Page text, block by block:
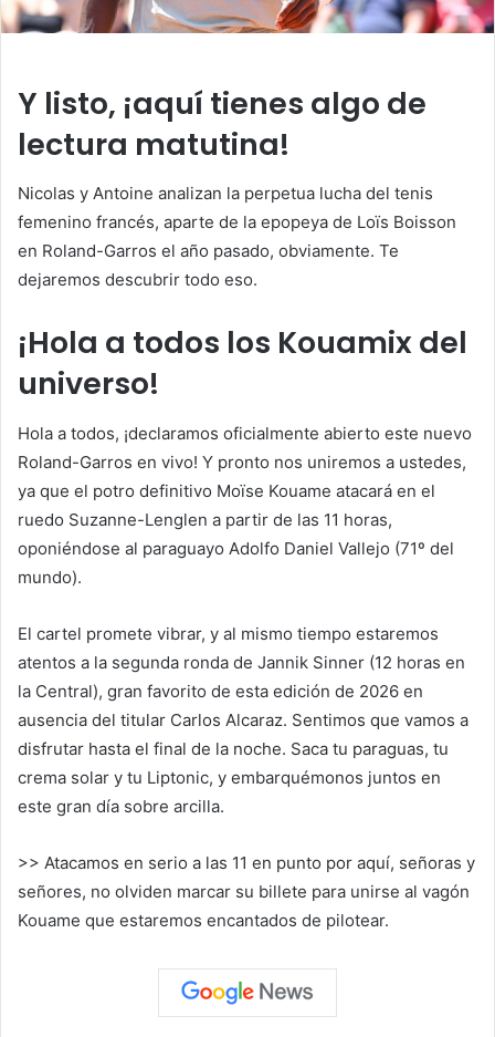
Y listo, ¡aquí tienes algo de
lectura matutina!
Nicolas y Antoine analizan la perpetua lucha del tenis
femenino francés, aparte de la epopeya de Loïs Boisson
en Roland-Garros el año pasado, obviamente. Te
dejaremos descubrir todo eso.
¡Hola a todos los Kouamix del
universo!
Hola a todos, ¡declaramos oficialmente abierto este nuevo
Roland-Garros en vivo! Y pronto nos uniremos a ustedes,
ya que el potro definitivo Moïse Kouame atacará en el
ruedo Suzanne-Lenglen a partir de las 11 horas,
oponiéndose al paraguayo Adolfo Daniel Vallejo (71º del
mundo).
El cartel promete vibrar, y al mismo tiempo estaremos
atentos a la segunda ronda de Jannik Sinner (12 horas en
la Central), gran favorito de esta edición de 2026 en
ausencia del titular Carlos Alcaraz. Sentimos que vamos a
disfrutar hasta el final de la noche. Saca tu paraguas, tu
crema solar y tu Liptonic, y embarquémonos juntos en
este gran día sobre arcilla.
>> Atacamos en serio a las 11 en punto por aquí, señoras y
señores, no olviden marcar su billete para unirse al vagón
Kouame que estaremos encantados de pilotear.